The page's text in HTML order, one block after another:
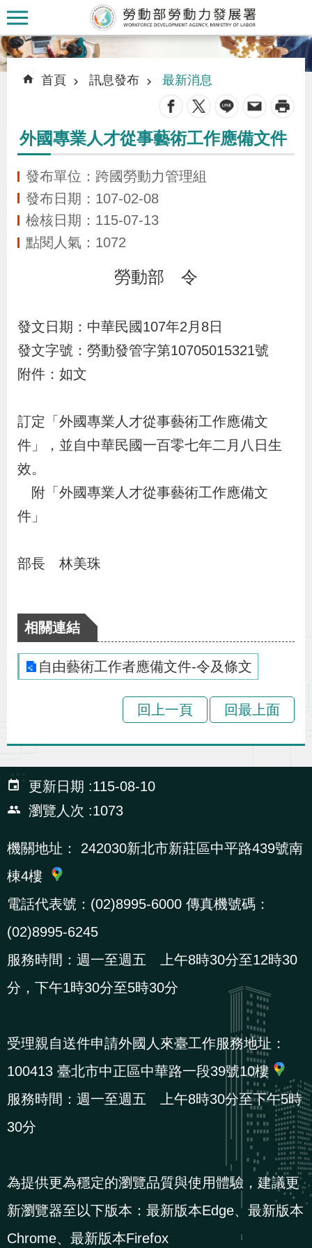
跳到主要內容區塊
認
識
本
署
布
為
民
務
業
專
線
申
宣
區
相
關
結
網
站
覽
民
意
箱
文
字
服
統
計
訊
E
n
l
i
回
首
R
S
隱
私
權
訊
安
:::
::: 首頁 訊息發布 最新消息
外國專業人才從事藝術工作應備文件
發布單位：跨國勞動力管理組
發布日期：107-02-08
檢核日期：115-07-13
點閱人氣：1072
勞動部 令
發文日期：中華民國107年2月8日
發文字號：勞動發管字第10705015321號
附件：如文
訂定「外國專業人才從事藝術工作應備文
件」，並自中華民國一百零七年二月八日生
效。
附「外國專業人才從事藝術工作應備文
件」
部長 林美珠
相關連結
自由藝術工作者應備文件-令及條文
回上一頁 回最上面
:::
更新日期
115-08-10
瀏覽人次
1073
機關地址：
242030新北市新莊區中平路439號南
棟4樓
電話代表號：(02)8995-6000 傳真機號碼：
(02)8995-6245
服務時間：週一至週五 上午8時30分至12時30
分，下午1時30分至5時30分
受理親自送件申請外國人來臺工作服務地址：
100413 臺北市中正區中華路一段39號10樓
服務時間：週一至週五 上午8時30分至下午5時
30分
為提供更為穩定的瀏覽品質與使用體驗，建議更
新瀏覽器至以下版本：最新版本Edge、最新版本
Chrome、最新版本Firefox